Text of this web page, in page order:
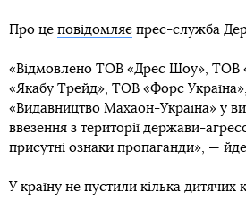
Про це повідомляє прес-служба
«Відмовлено ТОВ «Дрес Шоу», ТОВ
«Якабу Трейд», ТОВ «Форс
«Видавництво Махаон-Україна» у
ввезення з території держави-
присутні ознаки пропаганди», —
У країну не пустили кілька дитячих